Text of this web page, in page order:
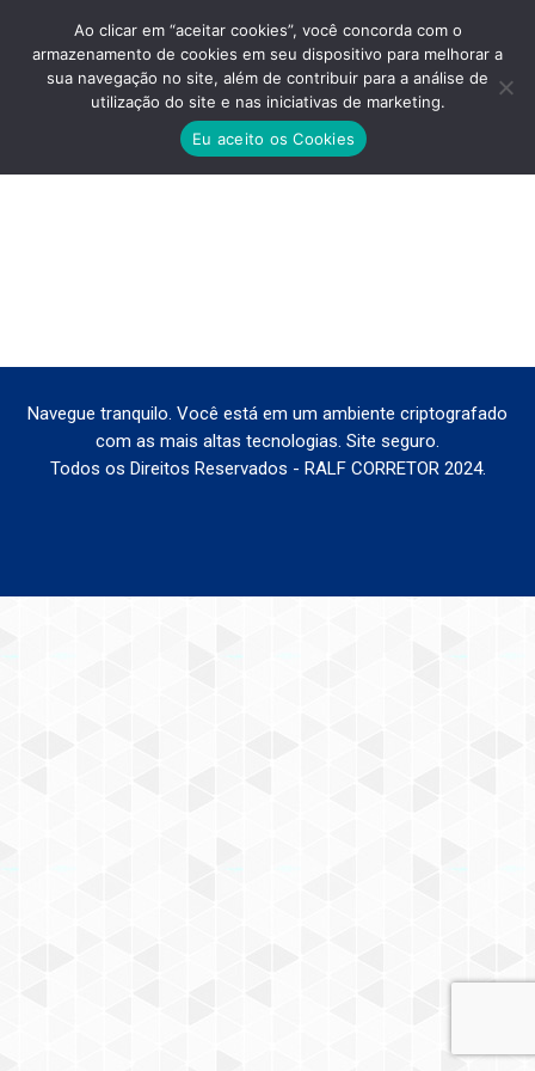
IN-NEXT-TUCURUVI-PLANTAS
Você está aqui:
Navegue tranquilo. Você está em um ambiente criptografado
com as mais altas tecnologias. Site seguro.
Todos os Direitos Reservados - RALF CORRETOR 2024.
Ao clicar em “aceitar cookies”, você concorda com o
armazenamento de cookies em seu dispositivo para melhorar a
sua navegação no site, além de contribuir para a análise de
utilização do site e nas iniciativas de marketing.
Eu aceito os Cookies